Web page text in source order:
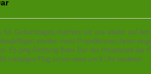
53. Geburtstages machten wir uns wieder auf den
werden meist Propellermaschinen
Es ging Richtung Bahir Dar der Hauptstadt der
minütigen Flug schon etwa um 8 Uhr landeten.